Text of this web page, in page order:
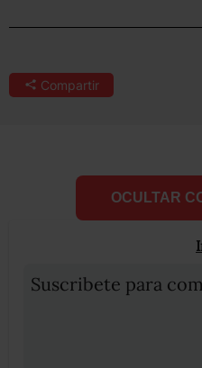
Compartir
OCULTAR
Suscribete para